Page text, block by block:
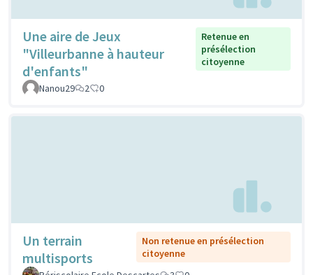
Une aire de Jeux
"Villeurbanne à hauteur
d'enfants"
Retenue en
présélection
citoyenne
Nanou29 2 0
Un terrain
multisports
Non retenue en présélection
citoyenne